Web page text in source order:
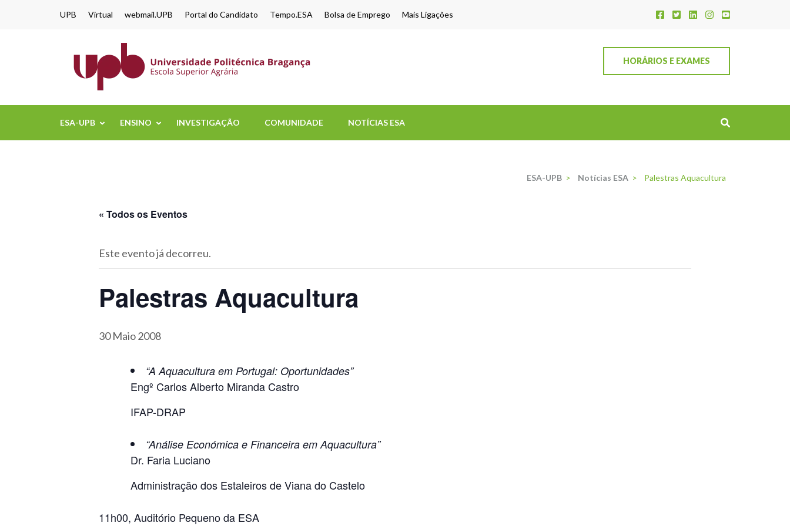
UPB Virtual webmail.UPB Portal do Candidato Tempo.ESA Bolsa de Emprego Mais Ligações
HORÁRIOS E EXAMES
ESA-UPB ENSINO INVESTIGAÇÃO COMUNIDADE NOTÍCIAS ESA
ESA-UPB > Notícias ESA > Palestras Aquacultura
« Todos os Eventos
Este evento já decorreu.
Palestras Aquacultura
30 Maio 2008
“A Aquacultura em Portugal: Oportunidades”
Engº Carlos Alberto Miranda Castro
IFAP-DRAP
“Análise Económica e Financeira em Aquacultura”
Dr. Faria Luciano
Administração dos Estaleiros de Viana do Castelo
11h00, Auditório Pequeno da ESA